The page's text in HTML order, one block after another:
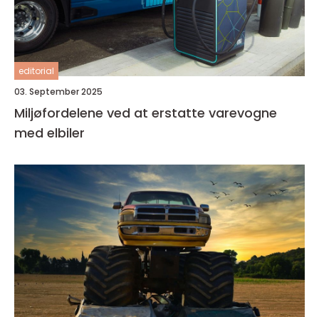
editorial
03. September 2025
Miljøfordelene ved at erstatte varevogne
med elbiler